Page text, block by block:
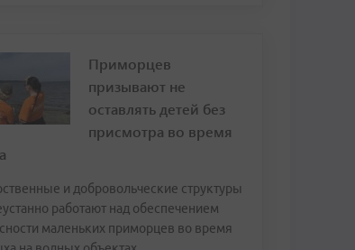
Приморцев
призывают не
оставлять детей без
присмотра во время
и добровольческие структуры
работают над обеспечением
маленьких приморцев во время